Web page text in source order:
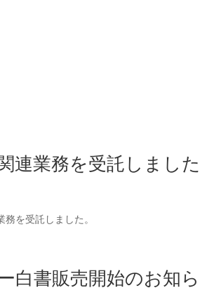
連業務を受託しました
を受託しました。
白書販売開始のお知ら